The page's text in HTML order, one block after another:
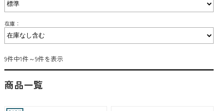
在庫：
9件中1件～9件を表示
商品一覧